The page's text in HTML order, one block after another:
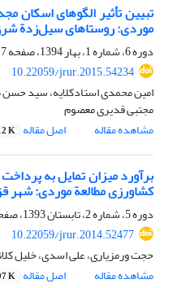
تبیین تأثیر الگوهای اسکان
موردی: روستاهای سیل‌زدة
دوره 6، شماره 1، بهار 1394، صفحه
10.22059/jrur.2015.54234
امین محمدی استادکلایه، سید
مجتبی قدیری معصوم
مشاهده مقاله
اصل مقاله K
برآورد میزان تمایل به
کشاورزی مطالعة موردی: شهر
دوره 5، شماره 2، تابستان 1393، صفحه
10.22059/jrur.2014.52477
حجت ورمزیاری، علی اسدی، خلیل
مشاهده مقاله
اصل مقاله K